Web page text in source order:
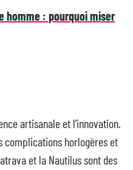
homme : pourquoi miser
artisanale et l’innovation.
complications horlogères et
et la Nautilus sont des